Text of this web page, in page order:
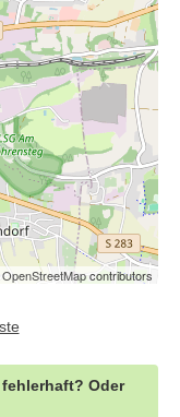
OpenStreetMapcontributors
Oder